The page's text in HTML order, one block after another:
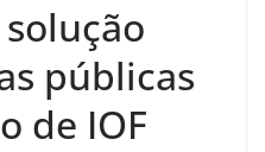
públicas
de IOF